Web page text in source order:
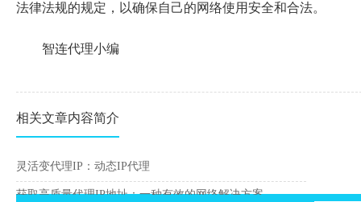
法律法规的规定，以确保自己的网络使用安全和合法。
智连代理小编
相关文章内容简介
灵活变代理IP：动态IP代理
获取高质量代理IP地址：一种有效的网络解决方案